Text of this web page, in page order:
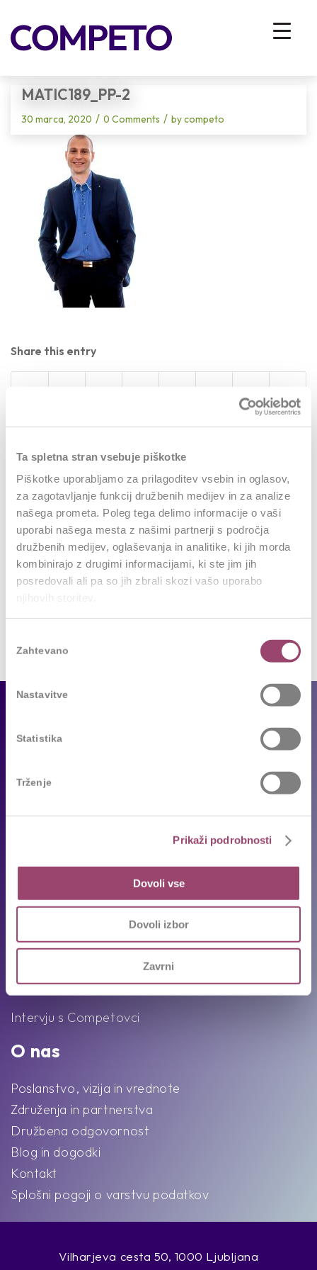
Ta spletna stran vsebuje piškotke
Piškotke uporabljamo za prilagoditev vsebin in oglasov,
za zagotavljanje funkcij družbenih medijev in za analize
našega prometa. Poleg tega delimo informacije o vaši
uporabi našega mesta z našimi partnerji s področja
družbenih medijev, oglaševanja in analitike, ki jih morda
kombinirajo z drugimi informacijami, ki ste jim jih
posredovali ali pa so jih zbrali skozi vašo uporabo
soglasja
Zahtevano
Nastavitve
Statistika
Trženje
Prikaži podrobnosti
Dovoli vse
Dovoli izbor
Zavrni
You are here: Home Vhodna stran / Matic Vošnjak
MATIC189_PP-2
30 marca, 2020 / 0 Comments / bycompeto
Share this entry
0
REPLIES
Leave a Reply
Want to join the discussion?
Feel free to contribute!
Sledimo trendom
Priporočila kandidatov
Karierni napotki in nasveti
Ekipa
Intervju s Competovci
O nas
Poslanstvo, vizija in vrednote
Združenja in partnerstva
Družbena odgovornost
Blog in dogodki
Kontakt
Splošni pogoji o varstvu podatkov
Vilharjeva cesta 50, 1000 Ljubljana